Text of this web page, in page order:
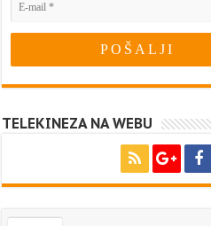
TELEKINEZA NA WEBU